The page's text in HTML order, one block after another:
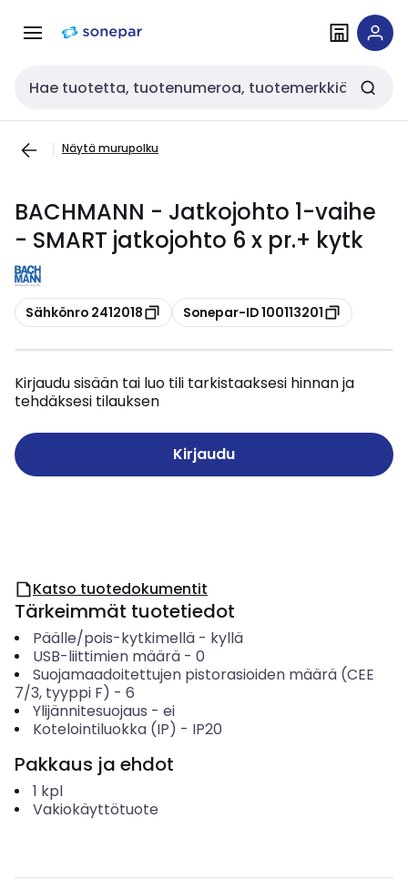
navigointiinsisältöön
Haku
Näytä murupolku
BACHMANN - Jatkojohto 1-vaihe
- SMART jatkojohto 6 x pr.+ kytk
Kopioi
Sähkönro 2412018 Kopioi
Sonepar-ID 100113201
Kirjaudu sisään tai luo tili tarkistaaksesi hinnan ja
tehdäksesi tilauksen
Kirjaudu
Katso tuotedokumentit
Tärkeimmät tuotetiedot
Päälle/pois-kytkimellä- kyllä
USB-liittimien määrä- 0
Suojamaadoitettujen pistorasioiden määrä (CEE
7/3, tyyppi F) - 6
Ylijännitesuojaus - ei
Kotelointiluokka (IP) - IP20
Pakkaus ja ehdot
1 kpl
Vakiokäyttötuote